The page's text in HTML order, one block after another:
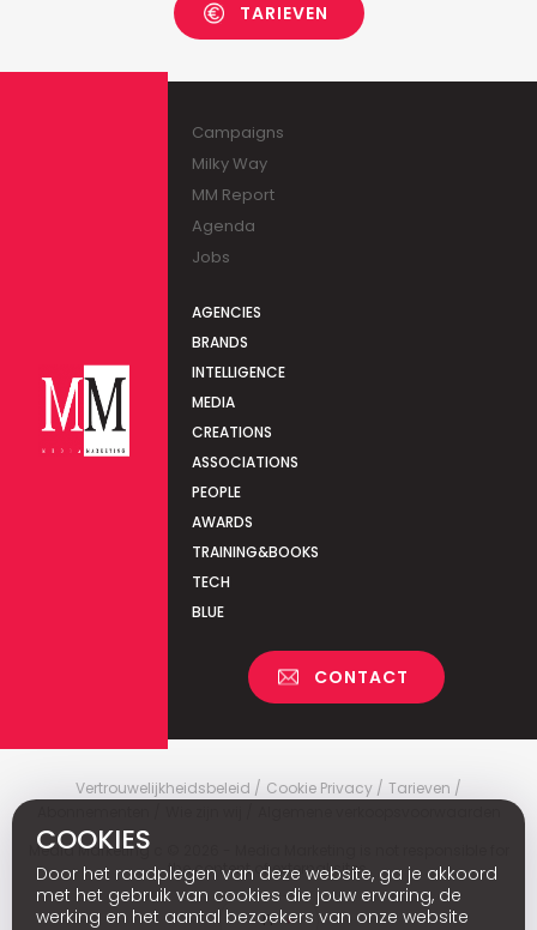
TARIEVEN
Campaigns
Milky Way
MM Report
Agenda
Jobs
AGENCIES
BRANDS
INTELLIGENCE
MEDIA
CREATIONS
ASSOCIATIONS
PEOPLE
AWARDS
TRAINING&BOOKS
TECH
BLUE
CONTACT
Vertrouwelijkheidsbeleid Cookie Privacy
Tarieven
Media Marketing
the content of external sites.
Fr
COOKIES
Door het raadplegen van deze website, ga je akkoord
met het gebruik van cookies die jouw ervaring, de
werking en het aantal bezoekers van onze website